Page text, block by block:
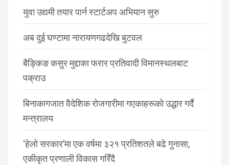
युवा उद्यमी तयार पार्न स्टार्टअप अभियान सुरु
अब दुई घण्टामा नारायणगढदेखि बुटवल
बैङ्किङ कसुर मुद्दाका फरार प्रतिवादी विमानस्थलबाट
पक्राउ
बिनाकागजात वैदेशिक रोजगारीमा गएकाहरूको उद्धार गर्दै
मन्त्रालय
‘हेलो सरकार’मा एक वर्षमा ३२१ प्रतिशतले बढे गुनासा,
एकीकृत प्रणाली विकास गरिँदै